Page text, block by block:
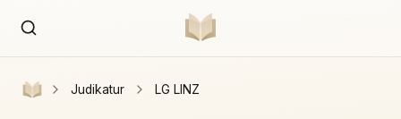
Judikatur LG LINZ